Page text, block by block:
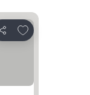
Deli
Dodati u favorite